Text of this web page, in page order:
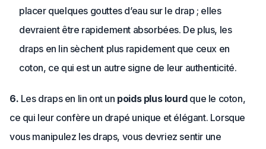
placer quelques gouttes d’eau sur le drap ; elles
devraient être rapidement absorbées. De plus, les
draps en lin sèchent plus rapidement que ceux en
coton, ce qui est un autre signe de leur authenticité.
6. Les draps en lin ont un poids plus lourdque le coton,
ce qui leur confère un drapé unique et élégant. Lorsque
vous manipulez les draps, vous devriez sentir une